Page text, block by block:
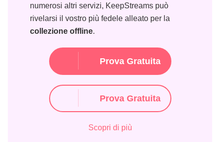
numerosi altri servizi, KeepStreams può
rivelarsi il vostro più fedele alleato per la
collezione offline.
Prova Gratuita
Prova Gratuita
Scopri di più